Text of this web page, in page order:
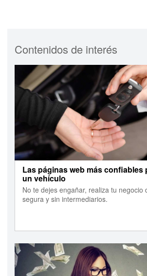
Contenidos de interés
Las páginas web más confiables
un vehículo
No te dejes engañar, realiza tu negocio
segura y sin intermediarios.